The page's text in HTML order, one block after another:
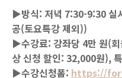
▶방식: 저녁 7:30-9:30 실
공(토요특강 제외))
▶수강료: 강좌당 4만 원(
상 신청 할인: 32,000원),
▶수강신청폼: https://